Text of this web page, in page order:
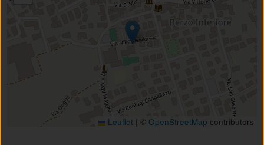
Leaflet | © OpenStreetMap contributors